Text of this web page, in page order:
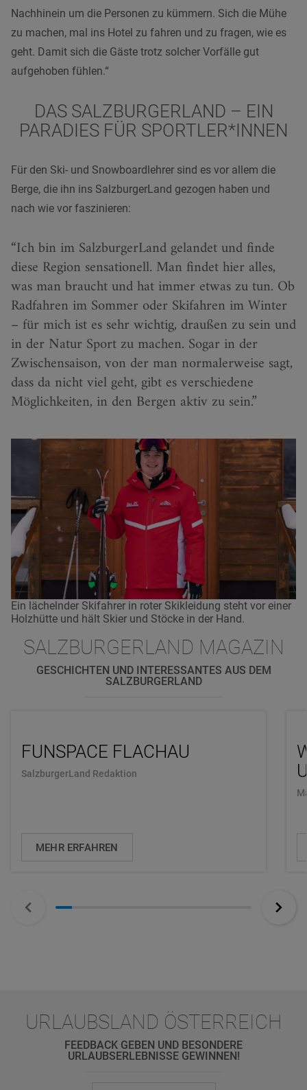
Nachhinein um die Personen zu kümmern. Sich die Mühe
zu machen, mal ins Hotel zu fahren und zu fragen, wie es
geht. Damit sich die Gäste trotz solcher Vorfälle gut
aufgehoben fühlen.“
DAS SALZBURGERLAND – EIN
PARADIES FÜR SPORTLER*INNEN
Für den Ski- und Snowboardlehrer sind es vor allem die
Berge, die ihn ins SalzburgerLand gezogen haben und
nach wie vor faszinieren:
Ich bin im SalzburgerLand gelandet und finde
diese Region sensationell. Man findet hier alles,
was man braucht und hat immer etwas zu tun. Ob
Radfahren im Sommer oder Skifahren im Winter
– für mich ist es sehr wichtig, draußen zu sein und
in der Natur Sport zu machen. Sogar in der
Zwischensaison, von der man normalerweise sagt,
dass da nicht viel geht, gibt es verschiedene
Möglichkeiten, in den Bergen aktiv zu sein.
Ein lächelnder Skifahrer in roter Skikleidung steht vor einer
Holzhütte und hält Skier und Stöcke in der Hand.
SALZBURGERLAND MAGAZIN
GESCHICHTEN UND INTERESSANTES AUS DEM
SALZBURGERLAND
FUNSPACE FLACHAU
SalzburgerLand Redaktion
MEHR ERFAHREN
URLAUBSLAND ÖSTERREICH
FEEDBACK GEBEN UND BESONDERE
URLAUBSERLEBNISSE GEWINNEN!